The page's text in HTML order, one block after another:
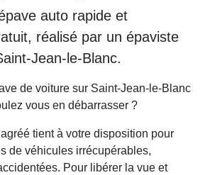
auto rapide et
réalisé par un épaviste
Jean-le-Blanc.
de voiture sur Saint-Jean-le-Blanc
vous en débarrasser ?
tient à votre disposition pour
de véhicules irrécupérables,
Pour libérer la vue et